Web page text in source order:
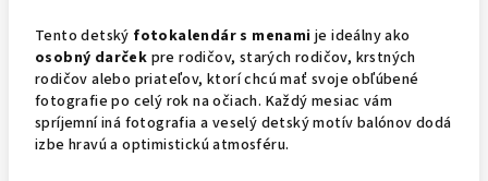
Tento detský fotokalendár s menami je ideálny ako
osobný darček pre rodičov, starých rodičov, krstných
rodičov alebo priateľov, ktorí chcú mať svoje obľúbené
fotografie po celý rok na očiach. Každý mesiac vám
spríjemní iná fotografia a veselý detský motív balónov dodá
izbe hravú a optimistickú atmosféru.